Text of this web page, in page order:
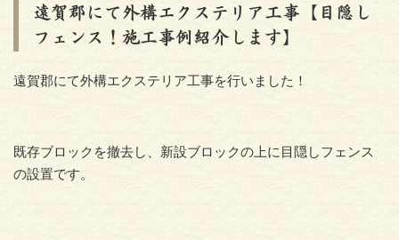
遠賀郡にて外構エクステリア工事【目隠し
フェンス！施工事例紹介します】
遠賀郡にて外構エクステリア工事を行いました！
既存ブロックを撤去し、新設ブロックの上に目隠しフェンス
の設置です。